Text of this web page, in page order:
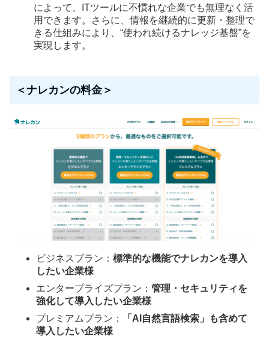
によって、ITツールに不慣れな企業でも無理なく活
用できます。さらに、情報を継続的に更新・整理で
きる仕組みにより、“使われ続けるナレッジ基盤”を
実現します。
＜ナレカンの料金＞
ビジネスプラン： 標準的な機能でナレカンを導入
したい企業様
エンタープライズプラン： 管理・セキュリティを
強化して導入したい企業様
プレミアムプラン：
「AI自然言語検索」も含めて
導入したい企業様